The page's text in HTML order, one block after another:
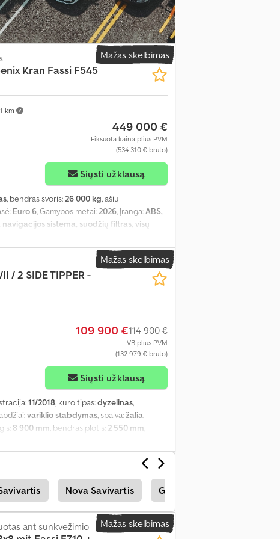
Mažas skelbimas
km
Kran Fassi F545
449 000 €
Fiksuota kaina plius PVM
(534 310 € bruto)
Siųsti užklausą
, bendras svoris: 26 000 kg, ašių
Euro 6 , Gamybos metai: 2026 , Įranga:ABS,
sistema, suodžių filtras, visų
Mažas skelbimas
/ 2 SIDE TIPPER -
109 900 €114 900 €
VB plius PVM
(132 979 € bruto)
Siųsti užklausą
11/2018, kuro tipas:dyzelinas,
variklio stabdymas, spalva:žalia,
8 900 mm, bendras plotis: 2 550 mm,
langų reguliavimas, kranas, kruizo
kontrolė
Nova Savivartis Giotti Victoria Savivartis
Mažas skelbimas
ant sunkvežimio